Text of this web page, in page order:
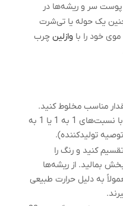
پوست سر و ریشه‌ها در
یک حوله یا تی‌شرت
خود را با وازلین چرب
مناسب مخلوط کنید.
رنگ و اکسیدان معمولاً باید با نسبت‌های 1 به 1 یا 1 به
کنید و رنگ را
بمالید. از ریشه‌ها
به دلیل حرارت طبیعی